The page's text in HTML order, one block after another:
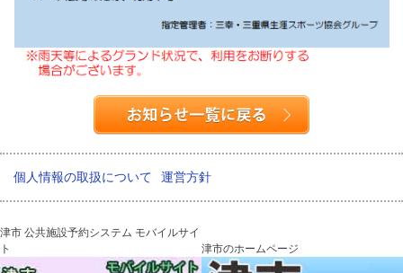
個人情報の取扱について 運営方針
津市 公共施設予約システム モバイルサイ
ト
津市のホームページ